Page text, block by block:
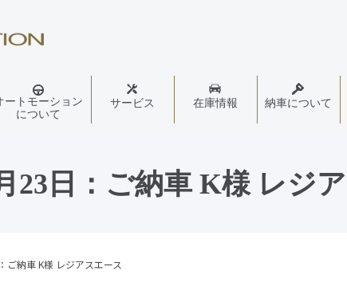
ートモーション
について
サービス 在庫情報 納車について
23日：ご納車 K様 レジ
ご納車 K様 レジアスエース